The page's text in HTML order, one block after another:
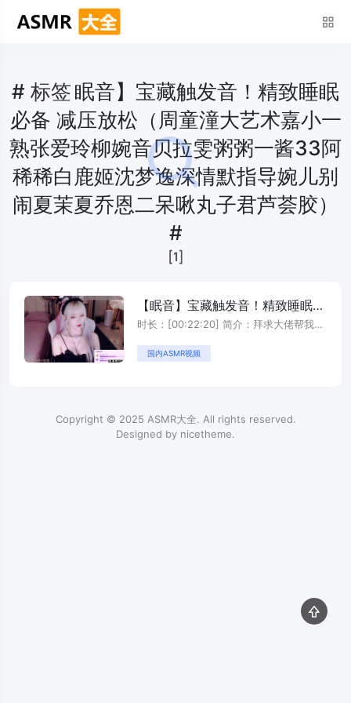
# 标签眠音】宝藏触发音！精致睡眠
必备 减压放松（周童潼大艺术嘉小一
熟张爱玲柳婉音贝拉雯粥粥一酱33阿
稀稀白鹿姬沈梦逸深情默指导婉儿别
闹夏茉夏乔恩二呆啾丸子君芦荟胶）
#
[1]
【眠音】宝藏触发音！精致睡眠必
备 减压放松（周童潼大艺术嘉小
33阿稀稀白鹿姬沈梦逸深情默指
时长：[00:22:20] 简介：拜求大佬帮我把
国内ASMR视频
Copyright © 2025 ASMR大全. All rights reserved.
Designed by nicetheme.